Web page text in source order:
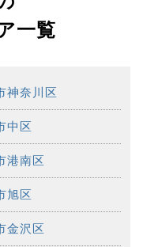
一覧
神奈川区
中区
港南区
旭区
金沢区